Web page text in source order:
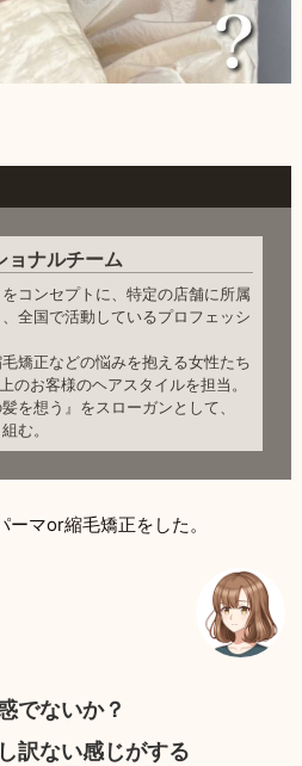
ョナルチーム
コンセプトに、特定の店舗に所属
全国で活動しているプロフェッシ
矯正などの悩みを抱える女性たち
のお客様のヘアスタイルを担当。
を想う』をスローガンとして、
む。
マor縮毛矯正をした。
でないか？
訳ない感じがする